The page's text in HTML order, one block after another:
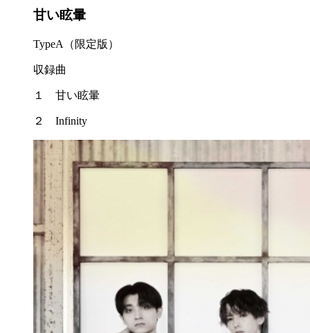
甘い眩暈
TypeA（限定版）
収録曲
１ 甘い眩暈
２ Infinity